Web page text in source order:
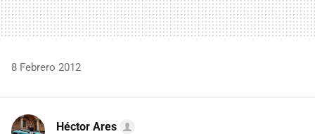
8 Febrero 2012
Héctor Ares